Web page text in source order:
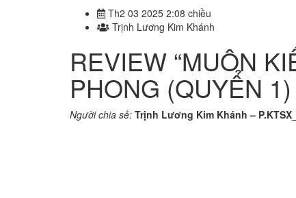
Th2 03 2025 2:08 chiều
Trịnh Lương Kim Khánh
REVIEW “MUÔN
PHONG (QUYỂN 1)
Người chia sẻ: Trịnh Lương Kim Khánh –